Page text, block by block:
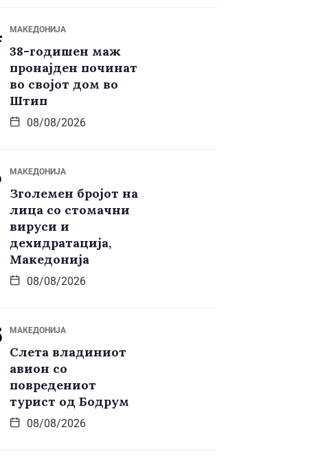
МАКЕДОНИЈА
38-годишен маж
пронајден починат
во својот дом во
Штип
08/08/2026
МАКЕДОНИЈА
Зголемен бројот на
лица со стомачни
вируси и
дехидратација,
Македонија
08/08/2026
МАКЕДОНИЈА
Слета владиниот
авион со
повредениот
турист од Бодрум
08/08/2026